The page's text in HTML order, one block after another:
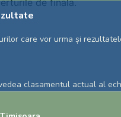
care vor urma și
clasamentul actual al